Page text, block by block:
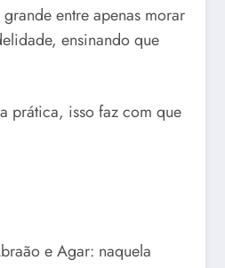
entre apenas morar
ensinando que
prática, isso faz com que
e Agar: naquela